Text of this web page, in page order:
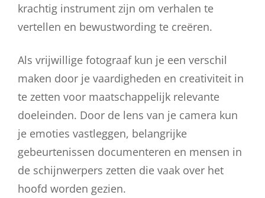
krachtig instrument zijn om verhalen te
vertellen en bewustwording te creëren.
Als vrijwillige fotograaf kun je een verschil
maken door je vaardigheden en creativiteit in
te zetten voor maatschappelijk relevante
doeleinden. Door de lens van je camera kun
je emoties vastleggen, belangrijke
gebeurtenissen documenteren en mensen in
de schijnwerpers zetten die vaak over het
hoofd worden gezien.